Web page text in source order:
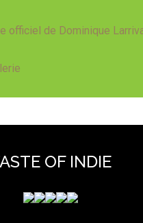
officiel de Dominique
OF INDIE